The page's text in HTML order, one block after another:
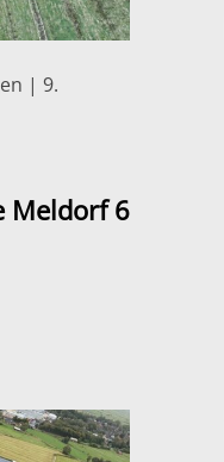
| 9.
Meldorf 6